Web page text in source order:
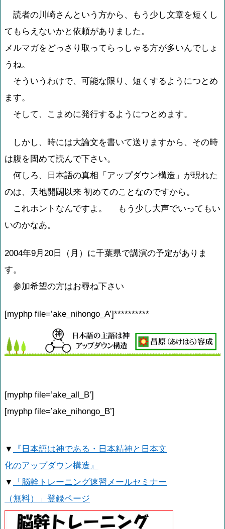
読者の川崎さんという方から、もう少し文章を短くし
てもらえないかと依頼がありました。
メルマガをどっさり取ってらっしゃる方が多いんでしょ
うね。
そういうわけで、可能な限り、短くするようにつとめ
ます。
そして、こまめに発行するようにつとめます。
しかし、時には大論文を書いて送りますから、その時
は腹を固めて読んで下さい。
何しろ、日本語の真相「アップダウン構造」が現れた
のは、天地開闢以来 初めてのことなのですから。
これホントなんですよ。 もう少し大声でいってもい
いのかなあ。
2004年9月20日（月）に千葉県で講演の予定がありま
す。
参加希望の方はお尋ね下さい
[myphp file=’ake_nihongo_A’]**********
[myphp file=’ake_all_B’]
[myphp file=’ake_nihongo_B’]
▼
『日本語は神である・日本精神と日本文
化のアップダウン構造』
▼
「脳幹トレーニング速習メールセミナー
（無料）」登録ページ